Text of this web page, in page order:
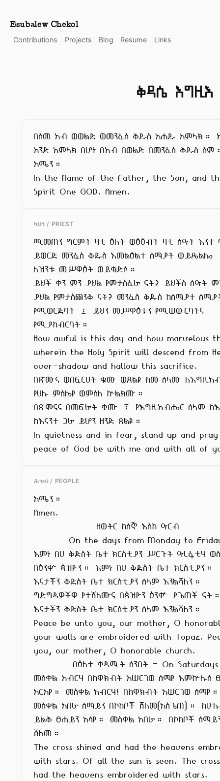
Esubalew Chekol
Contributions
Projects Blog Resume Links
ቅዳሴ እግዚእ
በስመ አብ ወወልድ ወመንፈስ ቅዱስ አሐዱ አምላክ።
አንድ አምላክ በሆነ በአብ በወልድ በመንፈስ ቅዱስ
አሜን።
In the Name of the Father, the Son, and
Spirit One GOD. Amen.
ካህን / PRIEST
ሚመጠን ግርምት ዛቲ ዕለት ወዕፅብት ዛቲ ሰዓት እንተ
ይወርድ መንፈስ ቅዱስ እመልዕልተ ሰማያት ወይጼልሎ
ለዝንቱ መሥዋዕት ወይቄድሶ።
ይህች ቀን ምን ያህል የምታስፈራ ናት? ይህችስ ሰዓት
ያህል የምታስጨንቅ ናት? መንፈስ ቅዱስ ከሰማያተ
የሚወርድባት ፤ ይህን መሥዋዕቱን የሚሠውርባትና
የሚያከብርባት።
How awful is this day and how marvelous
wherein the Holy Spirit will descend from
over-shadow and hallow this sacrifice.
በጽሙና ወበፍርሀት ቁሙ ወጸልዩ ከመ ሰላሙ
የሀሉ ምስሌየ ወምስለ ኵልክሙ።
በጽሞናና በመፍራት ቁሙ ፤ የእግዚአብሔር ሰላም
ከእናንተ ጋራ ይሆን ዘንድ ጸልዩ።
In quietness and in fear, stand up and
peace of God be with me and with all of
ሕዝብ / PEOPLE
አሜን።
Amen.
እምነ በሀ ቅድስት ቤተ ክርስቲያን ሥርጉት ዓረፋቲሃ
በዕንቍ ጳዝዮን። እምነ በሀ ቅድስት ቤተ ክርስቲያን።
እናታችን ቅድስት ቤተ ክርስቲያን ሰላም እንልሻለን።
ግድግዳዎችዋ የተሸለሙና በጳዝዮን ዕንቍ ያጌጠች
እናታችን ቅድስት ቤተ ክርስቲያን ሰላም እንልሻለን።
Peace be unto you, our mother, O
your walls are embroidered with Topaz.
you, our mother, O honorable church.
መስቀል አብርሃ በከዋክብት አሠርገወ ሰማየ እምኵሉሰ
አርአየ። መስቀል አብርሃ! በከዋክብት አሠርገወ ሰማየ።
መስቀል አበራ ሰማይን በኮከቦች ሸለመ(አስጌጠ)።
ይልቅ ፀሐይን አሳየ። መስቀል አበራ። በኮከቦች
ሸለመ።
The cross shined and had the heavens
with stars. Of all the sun is seen. The
had the heavens embroidered with stars.